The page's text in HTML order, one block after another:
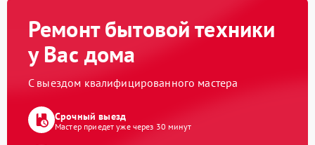
Ремонт бытовой техники
у Вас дома
С выездом квалифицированного мастера
Срочный выезд
Мастер приедет уже через 30 минут